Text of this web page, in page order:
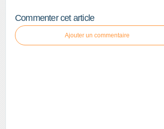
Commenter cet article
Ajouter un commentaire